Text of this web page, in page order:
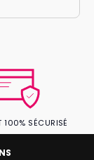
100% SÉCURISÉ